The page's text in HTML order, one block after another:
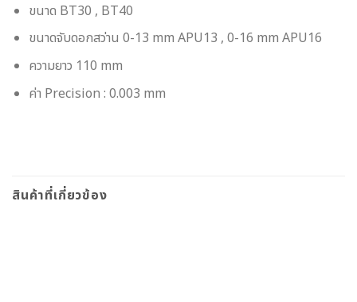
ขนาด BT30 , BT40
ขนาดจับดอกสว่าน 0-13 mm APU13 , 0-16 mm APU16
ความยาว 110 mm
ค่า Precision : 0.003 mm
สินค้าที่เกี่ยวข้อง